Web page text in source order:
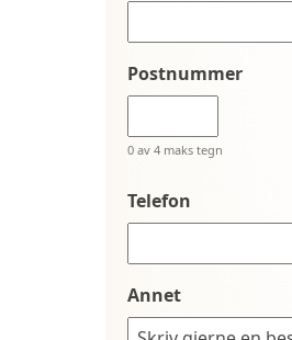
Postnummer
0 av 4 maks tegn
Telefon
Annet